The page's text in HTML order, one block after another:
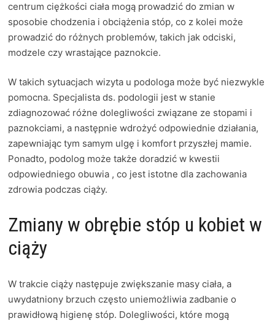
centrum ciężkości ciała mogą prowadzić do zmian w
sposobie chodzenia i obciążenia stóp, co z kolei może
prowadzić do różnych problemów, takich jak odciski,
modzele czy wrastające paznokcie.
W takich sytuacjach wizyta u podologa może być niezwykle
pomocna. Specjalista ds. podologii jest w stanie
zdiagnozować różne dolegliwości związane ze stopami i
paznokciami, a następnie wdrożyć odpowiednie działania,
zapewniając tym samym ulgę i komfort przyszłej mamie.
Ponadto, podolog może także doradzić w kwestii
odpowiedniego obuwia , co jest istotne dla zachowania
zdrowia podczas ciąży.
Zmiany w obrębie stóp u kobiet w
ciąży
W trakcie ciąży następuje zwiększanie masy ciała, a
uwydatniony brzuch często uniemożliwia zadbanie o
prawidłową higienę stóp. Dolegliwości, które mogą